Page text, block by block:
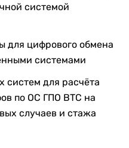
системой
для цифрового обмена
системами
систем для расчёта
по ОС ГПО ВТС на
случаев и стажа